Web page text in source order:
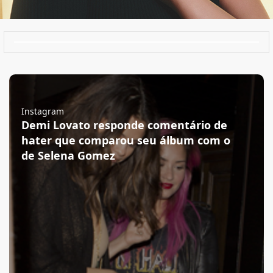
Instagram
Demi Lovato responde comentário de
hater que comparou seu álbum com o
de Selena Gomez